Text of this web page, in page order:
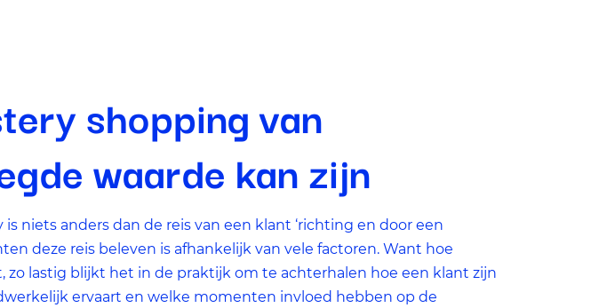
shopping van
waarde kan zijn
niets anders dan de reis van een klant ‘richting en door een
deze reis beleven is afhankelijk van vele factoren. Want hoe
zo lastig blijkt het in de praktijk om te achterhalen hoe een klant zijn
ervaart en welke momenten invloed hebben op de
na te gaan of wij de juiste
onze advertenties het
kunnen op basis van cookies
relevant waren voor onze
we rekening houden met
ziet.